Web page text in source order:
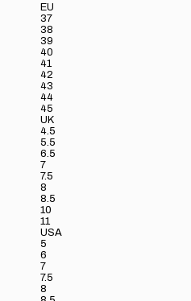
EU
37
38
39
40
41
42
43
44
45
UK
4.5
5.5
6.5
7
7.5
8
8.5
10
11
USA
5
6
7
7.5
8